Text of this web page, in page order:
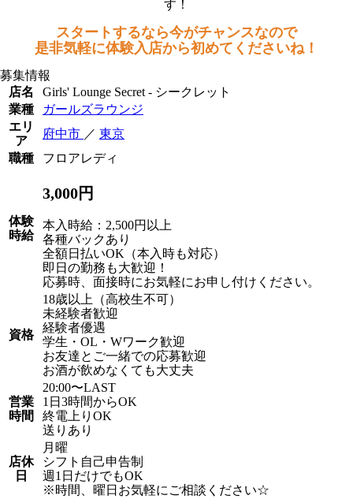
す！
スタートするなら今がチャンスなので
是非気軽に体験入店から初めてくださいね！
募集情報
店名
Girls' Lounge Secret - シークレット
業種
ガールズラウンジ
エリ
ア
府中市 ／ 東京
職種
フロアレディ
体験
時給
3,000円
本入時給：2,500円以上
各種バックあり
全額日払いOK（本入時も対応）
即日の勤務も大歓迎！
応募時、面接時にお気軽にお申し付けください。
資格
18歳以上（高校生不可）
未経験者歓迎
経験者優遇
学生・OL・Wワーク歓迎
お友達とご一緒での応募歓迎
お酒が飲めなくても大丈夫
営業
時間
20:00〜LAST
1日3時間からOK
終電上りOK
送りあり
店休
日
月曜
シフト自己申告制
週1日だけでもOK
※時間、曜日お気軽にご相談ください☆